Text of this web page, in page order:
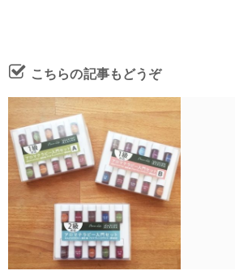
こちらの記事もどうぞ